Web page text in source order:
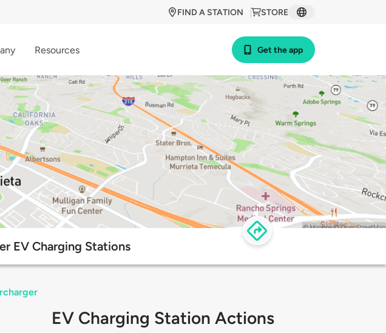
STORE
FIND A STATION
Resources Get the app
EV Charging Stations
EV Charging Station Actions